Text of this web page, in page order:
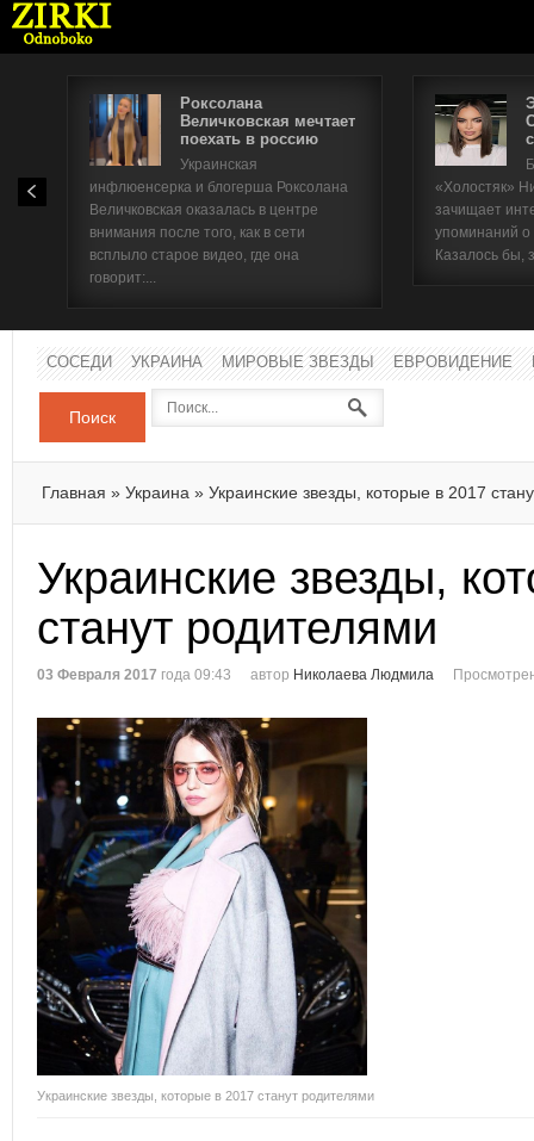
Роксолана
Величковская мечтает
поехать в россию
Украинская
инфлюенсерка и блогерша Роксолана
Величковская оказалась в центре
внимания после того, как в сети
всплыло старое видео, где она
говорит:...
«Холостяк»
зачищает
упоминаний
Казалось бы,
СОСЕДИ УКРАИНА МИРОВЫЕ ЗВЕЗДЫ ЕВРОВИДЕНИЕ
Поиск
Главная » Украина » Украинские звезды, которые в 2017
Украинские звезды,
станут родителями
03 Февраля 2017 года 09:43 автор Николаева Людмила
Украинские звезды, которые в 2017 станут родителями
Имя